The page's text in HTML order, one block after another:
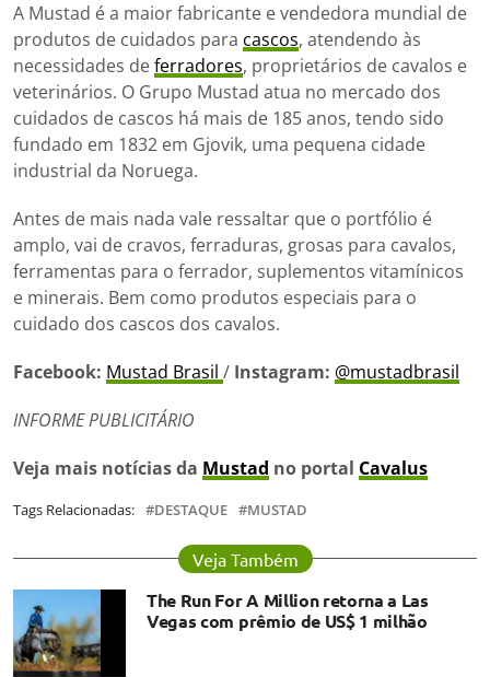
A Mustad é a maior fabricante e vendedora mundial de
produtos de cuidados para cascos, atendendo às
necessidades deferradores, proprietários de cavalos e
veterinários. O Grupo Mustad atua no mercado dos
cuidados de cascos há mais de 185 anos, tendo sido
fundado em 1832 em Gjovik, uma pequena cidade
industrial da Noruega.
Antes de mais nada vale ressaltar que o portfólio é
amplo, vai de cravos, ferraduras, grosas para cavalos,
ferramentas para o ferrador, suplementos vitamínicos
e minerais. Bem como produtos especiais para o
cuidado dos cascos dos cavalos.
Facebook: Mustad Brasil / Instagram: @mustadbrasil
INFORME PUBLICITÁRIO
Veja mais notícias da Mustad no portal Cavalus
Tags Relacionadas: DESTAQUE MUSTAD
Veja Também
The Run For A Million retorna a Las
Vegas com prêmio de US$ 1 milhão